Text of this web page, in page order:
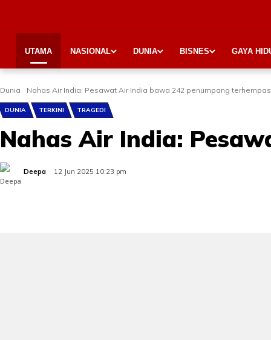
UTAMA NASIONAL DUNIA BISNES GAYA
Dunia Nahas Air India: Pesawat Air India bawa 242 penumpang terhempas
DUNIA TERKINI TRAGEDI
Nahas Air India:
Deepa 12 Jun 2025 10:23 pm